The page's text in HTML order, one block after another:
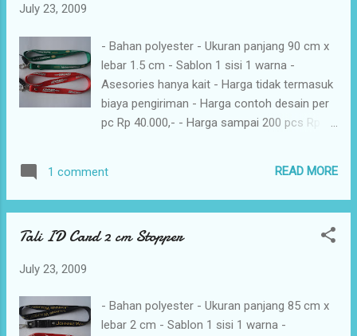
July 23, 2009
- Bahan polyester - Ukuran panjang 90 cm x
lebar 1.5 cm - Sablon 1 sisi 1 warna -
Asesories hanya kait - Harga tidak termasuk
biaya pengiriman - Harga contoh desain per
pc Rp 40.000,- - Harga sampai 200 pcs Rp
3.500,- per pc - Harga diatas 5.000 pcs Rp
3.300,- per pc - Penambahan warna sablon
500,-
1 comment READ MORE
Tali ID Card 2 cm Stopper
July 23, 2009
- Bahan polyester - Ukuran panjang 85 cm x
lebar 2 cm - Sablon 1 sisi 1 warna -